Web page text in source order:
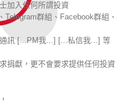
加入任何所謂投資
群組、Facebook群組、
訊 [...PM我...] [...私信我...] 等
捐獻，更不會要求提供任何投資